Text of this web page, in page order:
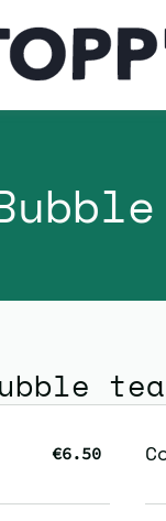
€6.50